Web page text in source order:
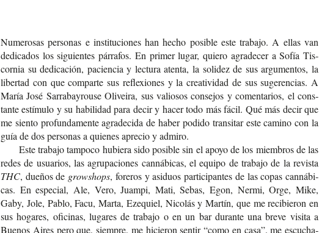
Nume­ro­sas per­so­nas e ins­ti­tu­cio­nes han hecho posi­ble este tra­ba­jo. A ellas van
dedi­ca­dos los siguien­tes párra­fos. En pri­mer lugar, quie­ro agra­de­cer a Sofía Tis­
cor­nia su dedi­ca­ción, pacien­cia y lec­tu­ra aten­ta, la soli­dez de sus argu­men­tos, la
liber­tad con que com­par­te sus refle­xio­nes y la crea­ti­vi­dad de sus suge­ren­cias. A
María José Sarra­bay­rou­se Oli­vei­ra, sus valio­sos con­se­jos y comen­ta­rios, el cons­
tan­te estí­mu­lo y su habi­li­dad para decir y hacer todo más fácil. Qué más decir que
me sien­to pro­fun­da­men­te agra­de­ci­da de haber podi­do tran­si­tar este camino con la
guía de dos per­so­nas a quie­nes apre­cio y admiro.
Este tra­ba­jo tam­po­co hubie­ra sido posi­ble sin el apoyo de los miem­bros de las
redes de usua­rios, las agru­pa­cio­nes can­ná­bi­cas, el equi­po de tra­ba­jo de la revista
THC, due­ños de growshops, foreros y asi­duos par­ti­ci­pan­tes de las copas can­ná­bi­
cas. En espe­cial, Ale, Vero, Juam­pi, Mati, Sebas, Egon, Nermi, Orge, Mike,
Gaby, Jole, Pablo, Facu, Marta, Eze­quiel, Nico­lás y Mar­tín, que me reci­bie­ron en
sus hoga­res, ofi­ci­nas, luga­res de tra­ba­jo o en un bar duran­te una breve visi­ta a
Bue­nos Aires pero que, siem­pre, me hicie­ron sen­tir “como en casa”, me escu­cha­